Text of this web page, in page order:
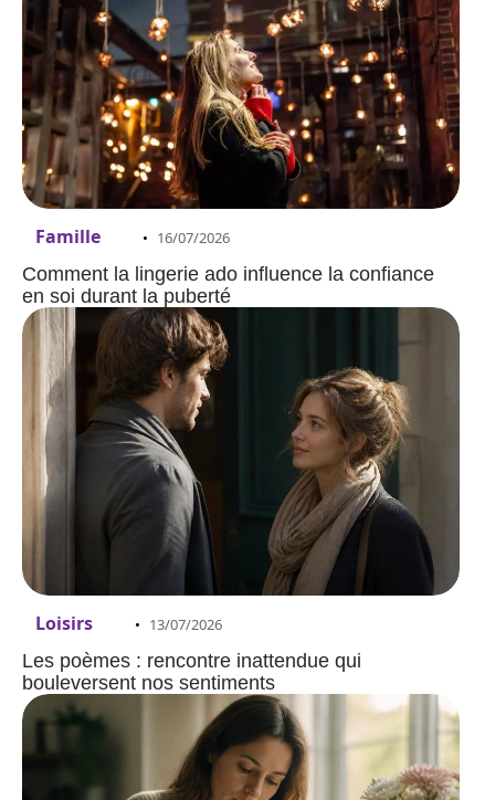
Famille 16/07/2026
Comment la lingerie ado influence la confiance
en soi durant la puberté
Loisirs 13/07/2026
Les poèmes : rencontre inattendue qui
bouleversent nos sentiments